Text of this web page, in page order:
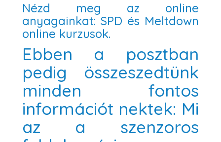
Nézd meg az online
anyagainkat: SPD és Meltdown
online kurzusok.
Ebben a posztban
pedig összeszedtünk
minden fontos
információt nektek: Mi
az a szenzoros